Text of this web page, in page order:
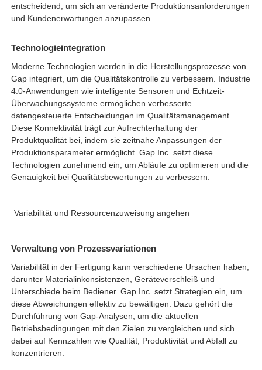
entscheidend, um sich an veränderte Produktionsanforderungen
und Kundenerwartungen anzupassen
Technologieintegration
Moderne Technologien werden in die Herstellungsprozesse von
Gap integriert, um die Qualitätskontrolle zu verbessern. Industrie
4.0-Anwendungen wie intelligente Sensoren und Echtzeit-
Überwachungssysteme ermöglichen verbesserte
datengesteuerte Entscheidungen im Qualitätsmanagement.
Diese Konnektivität trägt zur Aufrechterhaltung der
Produktqualität bei, indem sie zeitnahe Anpassungen der
Produktionsparameter ermöglicht . Gap Inc. setzt diese
Technologien zunehmend ein, um Abläufe zu optimieren und die
Genauigkeit bei Qualitätsbewertungen zu verbessern.
Variabilität und Ressourcenzuweisung angehen
Verwaltung von Prozessvariationen
Variabilität in der Fertigung kann verschiedene Ursachen haben,
darunter Materialinkonsistenzen, Geräteverschleiß und
Unterschiede beim Bediener. Gap Inc. setzt Strategien ein, um
diese Abweichungen effektiv zu bewältigen. Dazu gehört die
Durchführung von Gap-Analysen, um die aktuellen
Betriebsbedingungen mit den Zielen zu vergleichen und sich
dabei auf Kennzahlen wie Qualität, Produktivität und Abfall zu
konzentrieren.